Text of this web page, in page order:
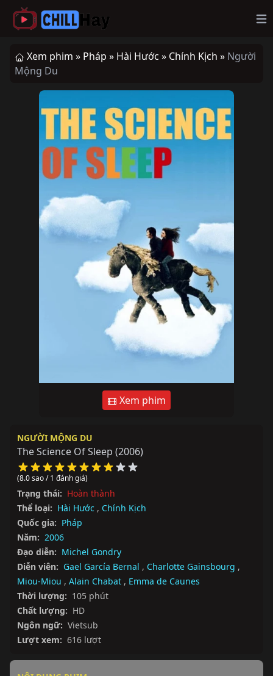
Xem phim » Pháp » Hài Hước » Chính Kịch » Người
Mộng Du
Xem phim
NGƯỜI MỘNG DU
The Science Of Sleep (2006)
(8.0 sao / 1 đánh giá)
Trạng thái: Hoàn thành
Thể loại: Hài Hước , Chính Kịch
Quốc gia: Pháp
Năm: 2006
Đạo diễn: Michel Gondry
Diễn viên: Gael García Bernal , Charlotte Gainsbourg ,
Miou-Miou , Alain Chabat , Emma de Caunes
Thời lượng: 105 phút
Chất lượng: HD
Ngôn ngữ: Vietsub
Lượt xem: 616 lượt